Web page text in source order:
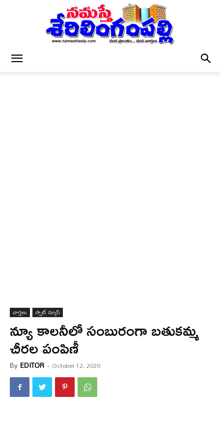
వార్త‌లు స్పాట్ న్యూస్
న్యూ కాల‌నీలో సంబురంగా బ‌తుక‌మ్మ
చీర‌ల పంపిణీ
ByEDITOR - October 12, 2020